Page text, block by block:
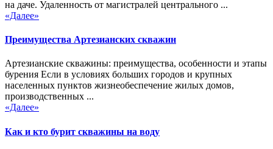
на даче. Удаленность от магистралей центрального ...
«Далее»
Преимущества Артезианских скважин
Артезианские скважины: преимущества, особенности и этапы
бурения Если в условиях больших городов и крупных
населенных пунктов жизнеобеспечение жилых домов,
производственных ...
«Далее»
Как и кто бурит скважины на воду